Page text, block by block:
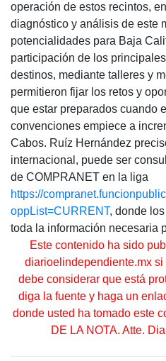
operación de estos recintos,
diagnóstico y análisis de este
potencialidades para Baja
participación de los
destinos, mediante talleres y
permitieron fijar los retos y
que estar preparados cuando
convenciones empiece a
Cabos. Ruíz Hernández
internacional, puede ser
de COMPRANET en la liga
https://
oppList=CURRENT, donde
toda la información necesaria
Este contenido ha sido
diarioelindependiente.mx
debe considerar que está
diga la fuente y haga un
donde usted ha tomado este
DE LA NOTA. Atte.